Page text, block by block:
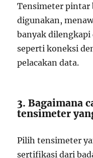
Tensimeter pintar
digunakan,
banyak
seperti koneksi
pelacakan data.
3. Bagaimana
tensimeter
Pilih tensimeter
sertifikasi dari